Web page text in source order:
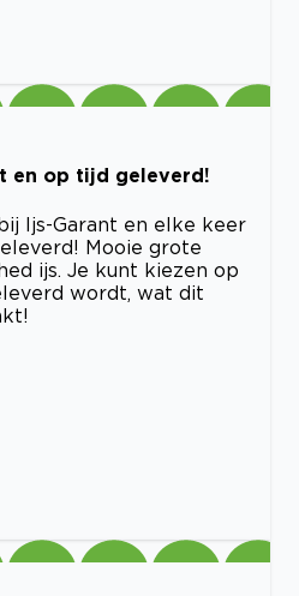
en op tijd geleverd!
Ijs-Garant en elke keer
Mooie grote
ijs. Je kunt kiezen op
wordt, wat dit